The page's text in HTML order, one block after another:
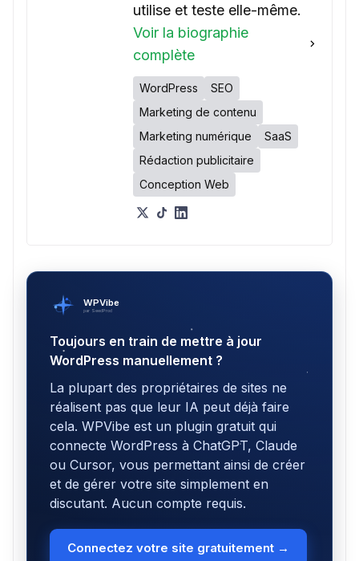
utilise et teste elle-même.
Voir la biographie
complète
WordPress
SEO
Marketing de contenu
Marketing numérique
SaaS
Rédaction publicitaire
Conception Web
WPVibe
par SeedProd
Toujours en train de mettre à jour
WordPress manuellement ?
La plupart des propriétaires de sites ne
réalisent pas que leur IA peut déjà faire
cela. WPVibe est un plugin gratuit qui
connecte WordPress à ChatGPT, Claude
ou Cursor, vous permettant ainsi de créer
et de gérer votre site simplement en
discutant. Aucun compte requis.
Connectez votre site gratuitement →